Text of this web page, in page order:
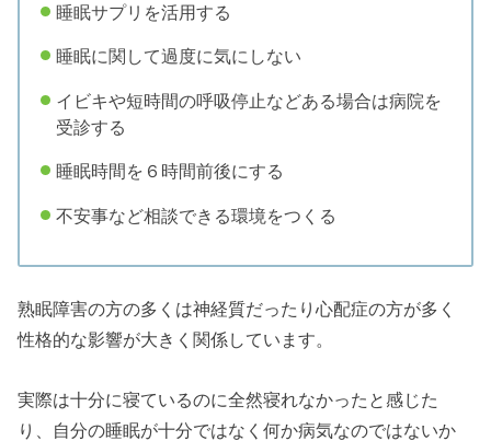
睡眠サプリを活用する
睡眠に関して過度に気にしない
イビキや短時間の呼吸停止などある場合は病院を
受診する
睡眠時間を６時間前後にする
不安事など相談できる環境をつくる
熟眠障害の方の多くは神経質だったり心配症の方が多く
性格的な影響が大きく関係しています。
実際は十分に寝ているのに全然寝れなかったと感じた
り、自分の睡眠が十分ではなく何か病気なのではないか